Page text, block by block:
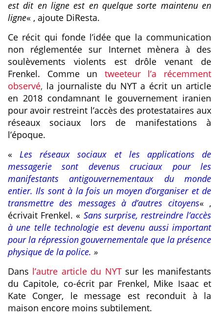
est dit en ligne est en quelque sorte maintenu en
ligne« , ajoute DiResta.
Ce récit qui fonde l’idée que la communication
non réglementée sur Internet mènera à des
soulèvements violents est drôle venant de
Frenkel. Comme un
tweeteur l’a récemment
observé, la journaliste du NYT a écrit un article
en 2018 condamnant le gouvernement iranien
pour avoir restreint l’accès des protestataires aux
réseaux sociaux lors de manifestations à
l’époque.
«Les réseaux sociaux et les applications de
messagerie sont devenus cruciaux pour les
manifestants antigouvernementaux du monde
entier. Ils sont à la fois un moyen d’organiser et de
transmettre des messages à d’autres citoyens« ,
écrivait Frenkel. « Sans surprise, restreindre l’accès
à une telle technologie est devenu aussi important
pour la répression gouvernementale que la présence
physique de la police. »
Dans l’autre article du NYT sur les manifestants
du Capitole, co-écrit par Frenkel, Mike Isaac et
Kate Conger, le message est reconduit à la
maison encore moins subtilement.